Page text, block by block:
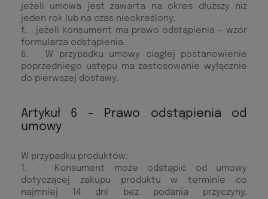
jeżeli umowa jest zawarta na okres dłuższy niż
jeden rok lub na czas nieokreślony;
f. jeżeli konsument ma prawo odstąpienia – wzór
formularza odstąpienia.
6. W przypadku umowy ciągłej postanowienie
poprzedniego ustępu ma zastosowanie wyłącznie
do pierwszej dostawy.
Artykuł 6 – Prawo odstąpienia od
umowy
W przypadku produktów:
1. Konsument może odstąpić od umowy
dotyczącej zakupu produktu w terminie co
najmniej 14 dni bez podania przyczyny.